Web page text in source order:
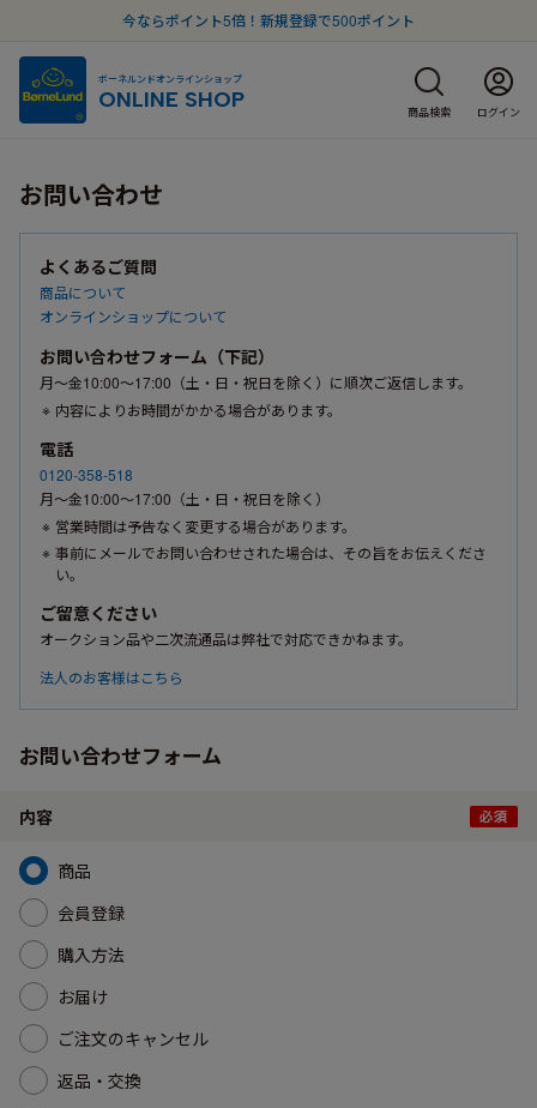
今ならポイント5倍！新規登録で500ポイント
ボーネルンドオンラインショップ
ONLINE SHOP 商品検索 ログイン
お問い合わせ
よくあるご質問
商品について
オンラインショップについて
お問い合わせフォーム（下記）
月〜金10:00〜17:00（土・日・祝日を除く）に順次ご返信します。
内容によりお時間がかかる場合があります。
電話
0120-358-518
月〜金10:00〜17:00（土・日・祝日を除く）
営業時間は予告なく変更する場合があります。
事前にメールでお問い合わせされた場合は、その旨をお伝えくださ
い。
ご留意ください
オークション品や二次流通品は弊社で対応できかねます。
法人のお客様はこちら
お問い合わせフォーム
内容
商品
会員登録
購入方法
お届け
ご注文のキャンセル
返品・交換